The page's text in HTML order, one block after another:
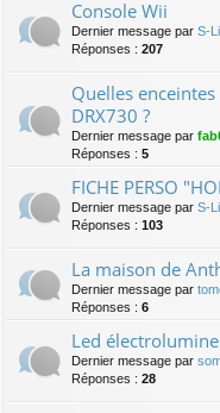
Console Wii
Dernier message par S-
Réponses : 207
Quelles
DRX730 ?
Dernier message par
Réponses : 5
FICHE PERSO
Dernier message par S-
Réponses : 103
La maison de
Dernier message par
Réponses : 6
Led
Dernier message par
Réponses : 28